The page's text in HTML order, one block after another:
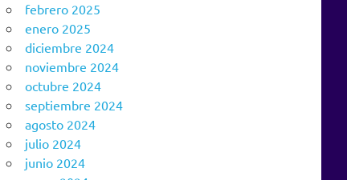
febrero 2025
enero 2025
diciembre 2024
noviembre 2024
octubre 2024
septiembre 2024
agosto 2024
julio 2024
junio 2024